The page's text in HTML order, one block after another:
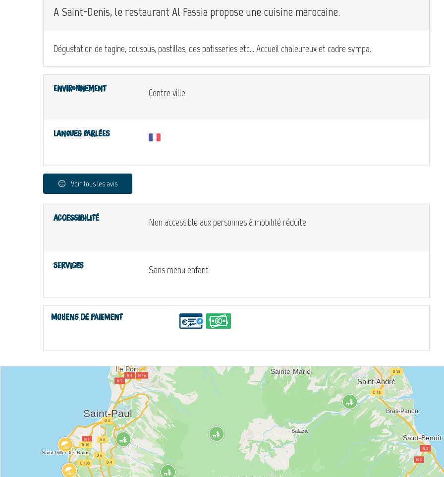
A Saint-Denis, le restaurant Al Fassia propose une cuisine marocaine.
Dégustation de tagine, cousous, pastillas, des patisseries etc... Accueil chaleureux et cadre sympa.
Environnement Centre ville
Langues parlées
Voir tous les avis
Accessibilité Non accessible aux personnes à mobilité réduite
Services Sans menu enfant
Moyens de paiement